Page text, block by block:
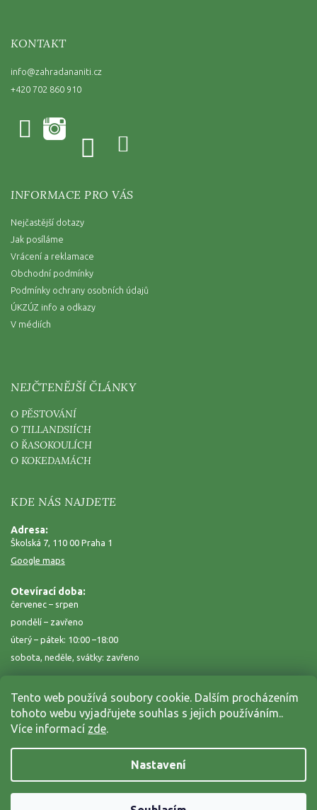
Tento web používá soubory cookie. Dalším procházením
tohoto webu vyjadřujete souhlas s jejich používáním..
Více informací zde.
Nastavení
KONTAKT
info@zahradananiti.cz
+420 702 860 910
INFORMACE PRO VÁS
Nejčastější dotazy
Jak posíláme
Vrácení a reklamace
Obchodní podmínky
Podmínky ochrany osobních údajů
ÚKZÚZ info a odkazy
V médiích
NEJČTENĚJŠÍ ČLÁNKY
O PĚSTOVÁNÍ
O TILLANDSIÍCH
O ŘASOKOULÍCH
O KOKEDAMÁCH
KDE NÁS NAJDETE
Adresa:
Školská 7, 110 00 Praha 1
Google maps
Otevírací doba:
červenec – srpen
pondělí – zavřeno
úterý – pátek: 10:00 –18:00
sobota, neděle, svátky: zavřeno
Zahrada na niti. Všechna práva vyhrazena.